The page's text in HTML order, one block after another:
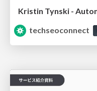
techseoconnect